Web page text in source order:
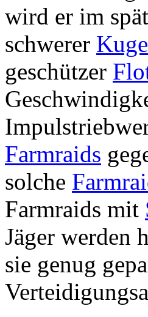
wird er im
schwerer
geschützer
Farmraids
solche
Farmraids mit
Jäger werden
sie genug